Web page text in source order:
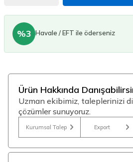
%3 Havale / EFT ile öderseniz
Ürün Hakkında
Uzman ekibimiz, taleplerinizi
çözümler sunuyoruz.
Kurumsal Talep Export